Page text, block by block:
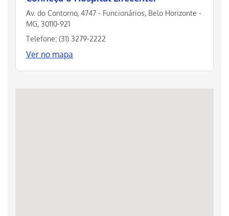
Av. do Contorno, 4747 - Funcionários, Belo Horizonte -
MG, 30110-921
Telefone: (31) 3279-2222
Ver no mapa